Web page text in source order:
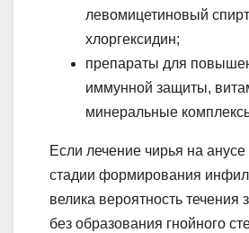
левомицетиновый
хлоргексидин;
препараты для
иммунной защиты,
минеральные
Если лечение чирья на анусе
стадии формирования
велика вероятность течения
без образования гнойного